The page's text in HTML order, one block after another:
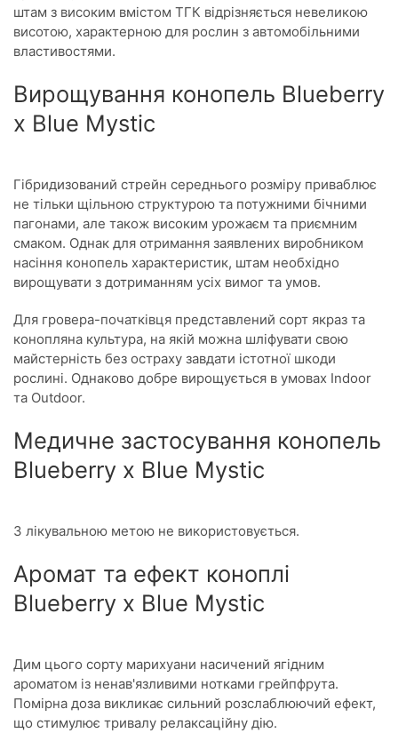
штам з високим вмістом ТГК відрізняється невеликою
висотою, характерною для рослин з автомобільними
властивостями.
Вирощування конопель Blueberry
x Blue Mystic
Гібридизований стрейн середнього розміру приваблює
не тільки щільною структурою та потужними бічними
пагонами, але також високим урожаєм та приємним
смаком. Однак для отримання заявлених виробником
насіння конопель характеристик, штам необхідно
вирощувати з дотриманням усіх вимог та умов.
Для гровера-початківця представлений сорт якраз та
конопляна культура, на якій можна шліфувати свою
майстерність без остраху завдати істотної шкоди
рослині. Однаково добре вирощується в умовах Indoor
та Outdoor.
Медичне застосування конопель
Blueberry x Blue Mystic
З лікувальною метою не використовується.
Аромат та ефект коноплі
Blueberry x Blue Mystic
Дим цього сорту марихуани насичений ягідним
ароматом із ненав'язливими нотками грейпфрута.
Помірна доза викликає сильний розслаблюючий ефект,
що стимулює тривалу релаксаційну дію.